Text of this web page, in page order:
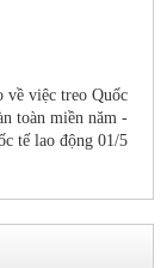
về việc treo Quốc
toàn miền năm -
tế lao động 01/5